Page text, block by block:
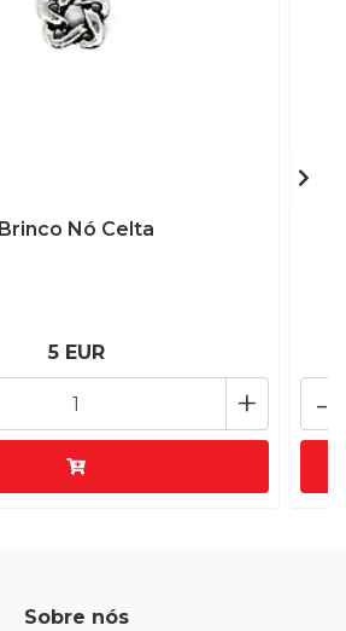
Brinco Nó Celta
5 EUR
+ -
Sobre nós